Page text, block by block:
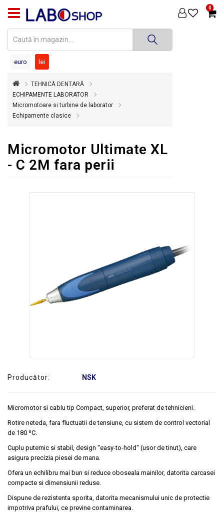
0
PRODUSE
DENTARĂ
DENTARĂ
DEZINFECȚIE
ȘI
SUPER
OFERTĂ
euro lei
TEHNICĂ DENTARĂ
ECHIPAMENTE LABORATOR
Micromotoare si turbine de laborator
Echipamente clasice
Micromotor Ultimate XL
- C 2M fara perii
Producător: NSK
Micromotor si cablu tip Compact, superior, preferat de tehnicieni.
Rotire neteda, fara fluctuatii de tensiune, cu sistem de control vectorial
de 180 ºC.
Cuplu puternic si stabil, design ''easy-to-hold'' (usor de tinut), care
asigura precizia piesei de mana.
Ofera un echilibru mai bun si reduce oboseala mainilor, datorita carcasei
compacte si dimensiunii reduse.
Dispune de rezistenta sporita, datorita mecanismului unic de protectie
impotriva prafului, ce previne contaminarea.